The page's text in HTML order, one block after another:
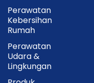
Perawatan
Kebersihan
Rumah
Perawatan
Udara &
Lingkungan